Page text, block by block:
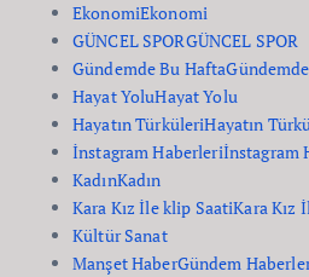
EkonomiEkonomi
GÜNCEL SPORGÜNCEL SPOR
Gündemde Bu Hafta
Hayat YoluHayat Yolu
Hayatın TürküleriHayatın
İnstagram Haberleriİnstagram
KadınKadın
Kara Kız İle klip SaatiKara Kız
Kültür Sanat
Manşet HaberGündem